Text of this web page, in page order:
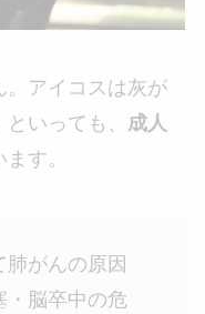
。アイコスは灰が
いっても、 成人
す。
がんの原因
・脳卒中の危